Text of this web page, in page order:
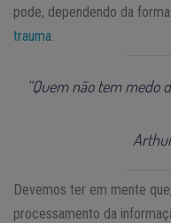
pode, dependendo da
trauma
“Quem não tem medo
Devemos ter em mente
processamento da